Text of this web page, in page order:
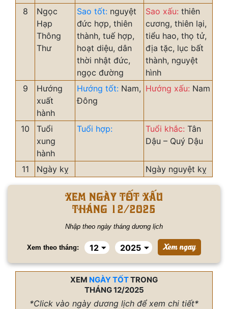
8
Ngọc
Hạp
Thông
Thư
Sao tốt: nguyệt
đức hợp, thiên
thành, tuế hợp,
hoạt diệu, dân
thời nhật đức,
ngọc đường
Sao xấu: thiên
cương, thiên lại,
tiểu hao, thọ tử,
địa tặc, lục bất
thành, nguyệt
hình
9
Hướng
xuất
hành
Hướng tốt: Nam,
Đông
Hướng xấu: Nam
10
Tuổi
xung
hành
Tuổi hợp: Tuổi khắc: Tân
Dậu – Quý Dậu
11 Ngày kỵ Ngày nguyệt kỵ
Xem ngày tốt xấu
tháng 12/2025
Nhập theo ngày tháng dương lịch
Xem theo tháng:
XEM NGÀY TỐTTRONG
THÁNG 12/2025
*Click vào ngày dương lịch để xem chi tiết*